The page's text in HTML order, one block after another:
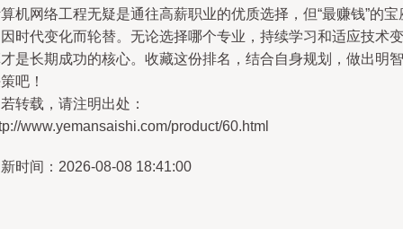
机网络工程无疑是通往高薪职业的优质选择，但“最赚钱”的宝
时代变化而轮替。无论选择哪个专业，持续学习和适应技术变
是长期成功的核心。收藏这份排名，结合自身规划，做出明智
吧！
转载，请注明出处：
www.yemansaishi.com/product/60.html
时间：2026-08-08 18:41:00